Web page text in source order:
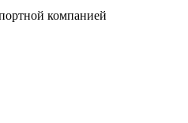
компанией